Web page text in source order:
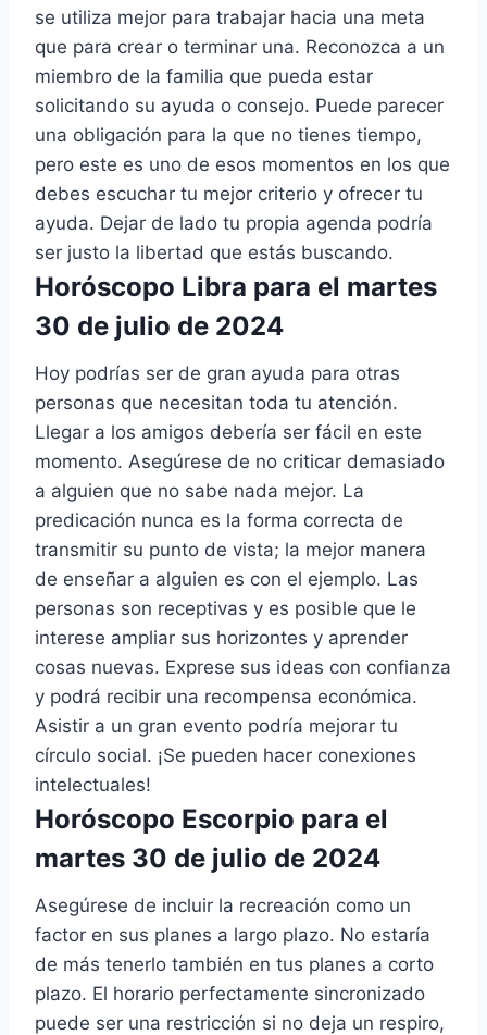
se utiliza mejor para trabajar hacia una meta
que para crear o terminar una. Reconozca a un
miembro de la familia que pueda estar
solicitando su ayuda o consejo. Puede parecer
una obligación para la que no tienes tiempo,
pero este es uno de esos momentos en los que
debes escuchar tu mejor criterio y ofrecer tu
ayuda. Dejar de lado tu propia agenda podría
ser justo la libertad que estás buscando.
Horóscopo Libra para el martes
30 de julio de 2024
Hoy podrías ser de gran ayuda para otras
personas que necesitan toda tu atención.
Llegar a los amigos debería ser fácil en este
momento. Asegúrese de no criticar demasiado
a alguien que no sabe nada mejor. La
predicación nunca es la forma correcta de
transmitir su punto de vista; la mejor manera
de enseñar a alguien es con el ejemplo. Las
personas son receptivas y es posible que le
interese ampliar sus horizontes y aprender
cosas nuevas. Exprese sus ideas con confianza
y podrá recibir una recompensa económica.
Asistir a un gran evento podría mejorar tu
círculo social. ¡Se pueden hacer conexiones
intelectuales!
Horóscopo Escorpio para el
martes 30 de julio de 2024
Asegúrese de incluir la recreación como un
factor en sus planes a largo plazo. No estaría
de más tenerlo también en tus planes a corto
plazo. El horario perfectamente sincronizado
puede ser una restricción si no deja un respiro,